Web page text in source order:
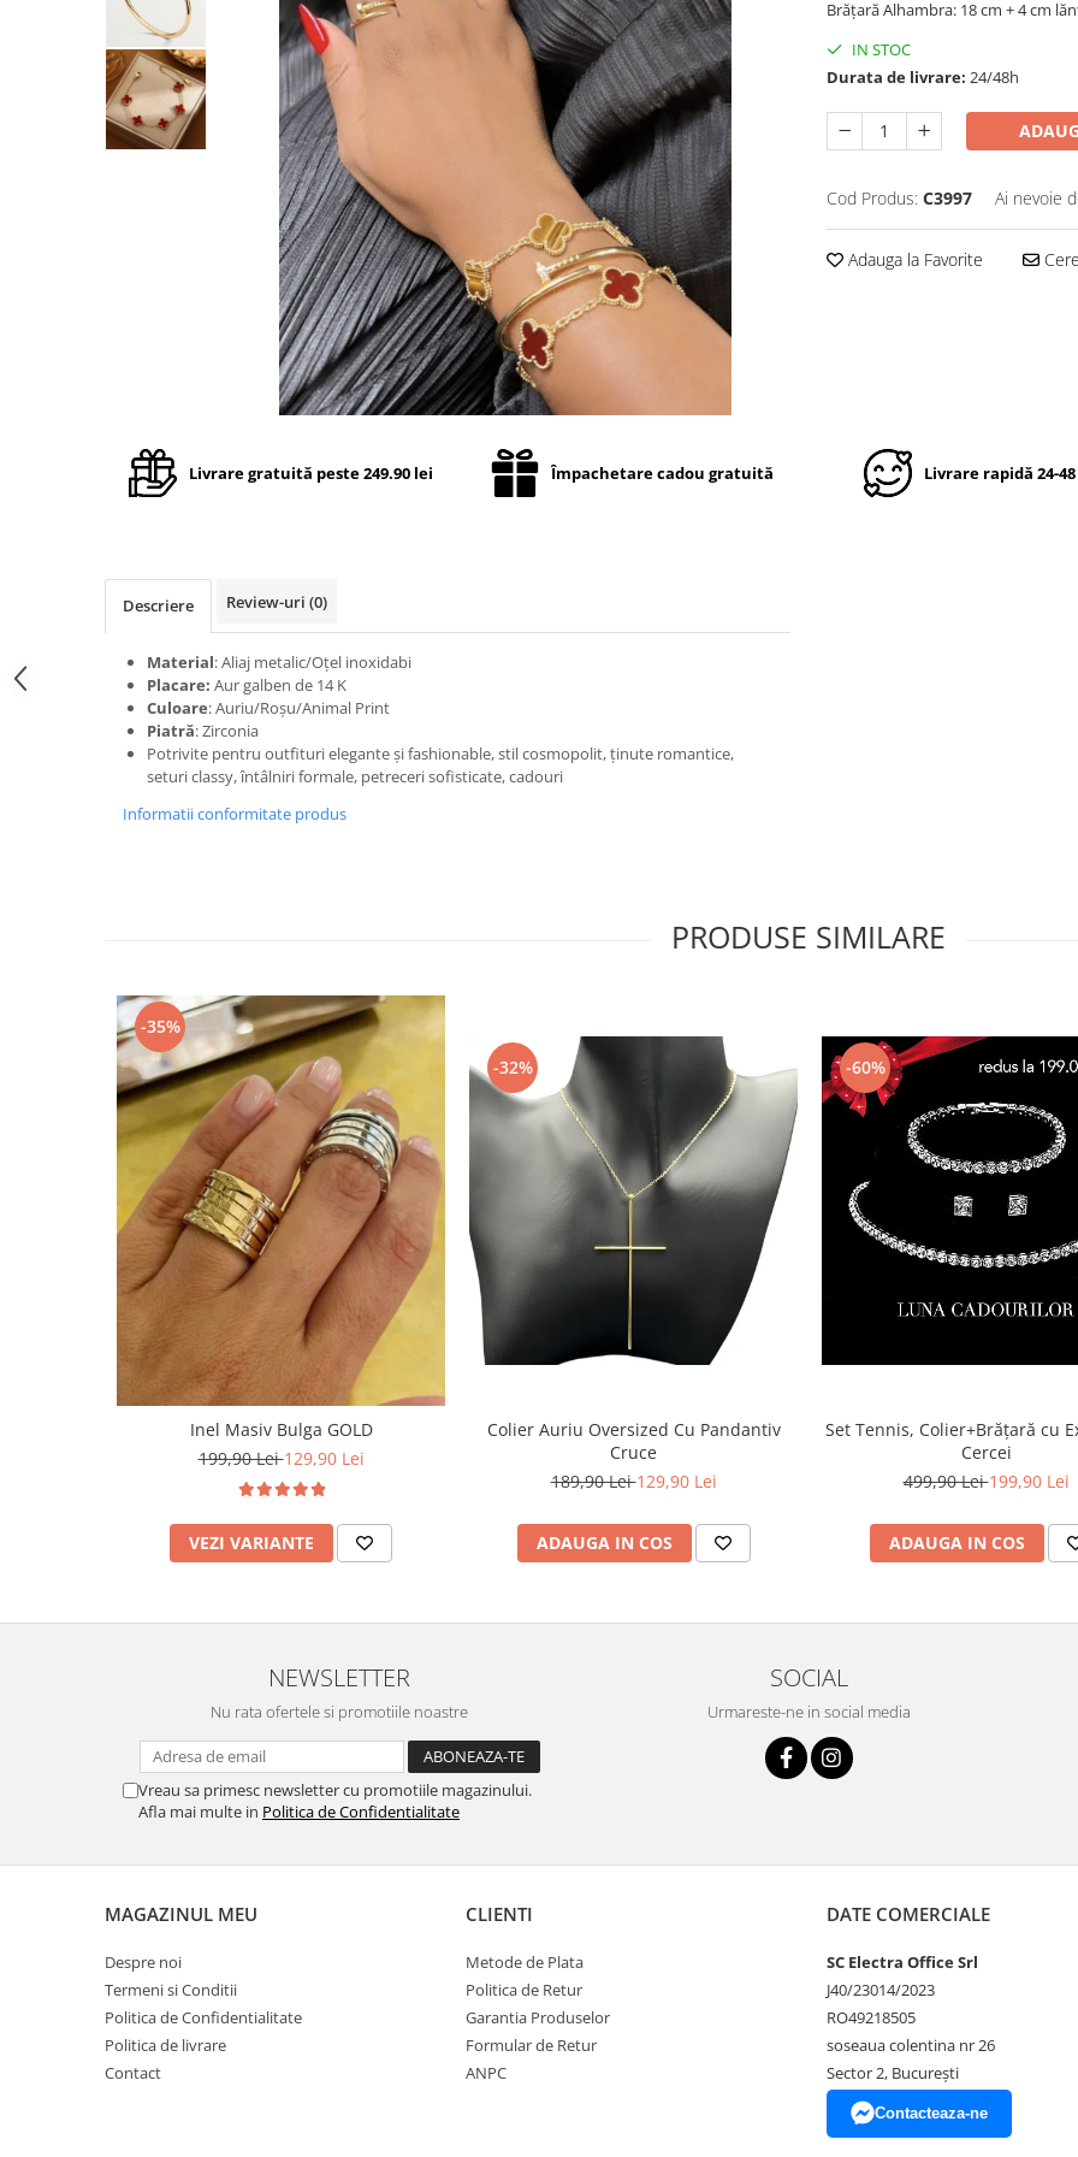
Brățară Alhambra: 18 cm + 4 cm
IN STOC
Durata de livrare: 24/48h
Cod Produs: C3997 Ai nevoie
Adauga la Favorite
Livrare gratuită peste 249.90 lei Împachetare cadou gratuită Livrare rapidă 24-
Descriere Review-uri (0)
Material: Aliaj metalic/Oțel inoxidabi
Placare: Aur galben de 14 K
Culoare: Auriu/Roșu/Animal Print
Piatră: Zirconia
Potrivite pentru outfituri elegante și fashionable, stil cosmopolit, ținute romantice,
seturi classy, întâlniri formale, petreceri sofisticate, cadouri
Informatii conformitate produs
PRODUSE SIMILARE
-35%
Inel Masiv Bulga GOLD
199,90 Lei129,90 Lei
VEZI VARIANTE
-32%
Colier Auriu Oversized Cu Pandantiv
Cruce
189,90 Lei129,90 Lei
ADAUGA IN COS
-60%
Set Tennis, Colier+Brățară cu
Cercei
499,90 Lei199,90 Lei
ADAUGA IN COS
NEWSLETTER
Nu rata ofertele si promotiile noastre
Vreau sa primesc newsletter cu promotiile magazinului.
Afla mai multe in Politica de Confidentialitate
SOCIAL
Urmareste-ne in social media
MAGAZINUL MEU
Despre noi
Termeni si Conditii
Politica de Confidentialitate
Politica de livrare
Contact
CLIENTI
Metode de Plata
Politica de Retur
Garantia Produselor
Formular de Retur
ANPC
DATE COMERCIALE
SC Electra Office Srl
J40/23014/2023
RO49218505
soseaua colentina nr 26
Sector 2, București
Contacteaza-ne